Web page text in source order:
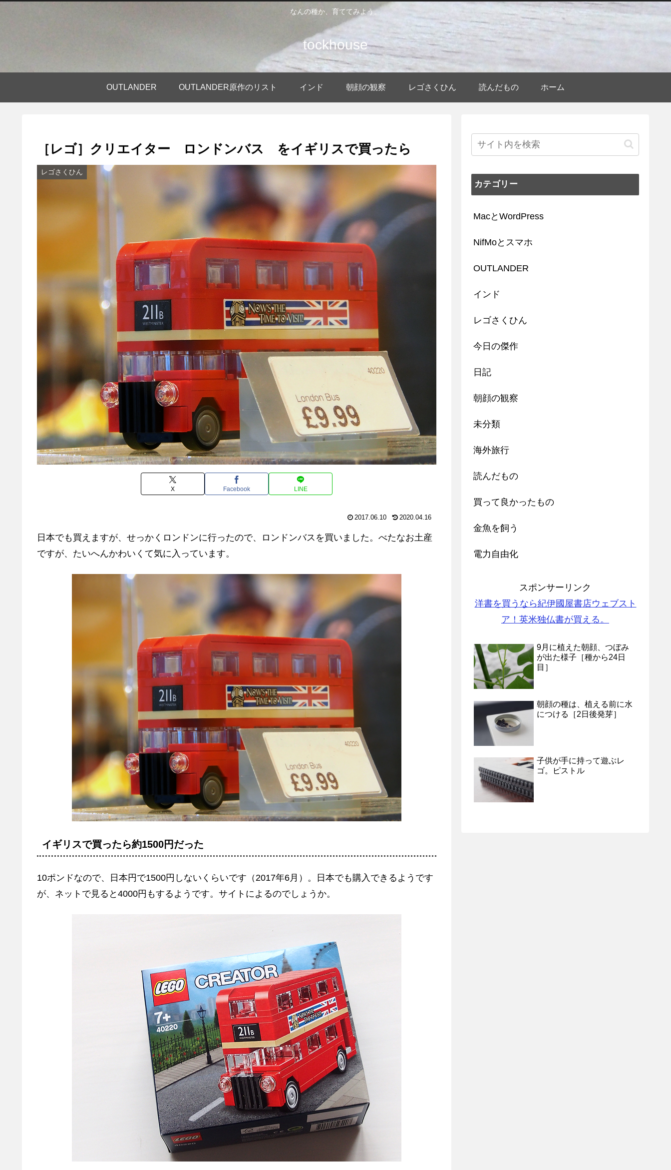
なんの種か、育ててみよう。
tockhouse
OUTLANDER OUTLANDER原作のリスト インド 朝顔の観察 レゴさくひん 読んだもの ホーム
［レゴ］クリエイター ロンドンバス をイギリスで買ったら
レゴさくひん
X Facebook LINE
2017.06.10 2020.04.16
日本でも買えますが、せっかくロンドンに行ったので、ロンドンバスを買いました。べたなお土産
ですが、たいへんかわいくて気に入っています。
イギリスで買ったら約1500円だった
10ポンドなので、日本円で1500円しないくらいです（2017年6月）。日本でも購入できるようです
が、ネットで見ると4000円もするようです。サイトによるのでしょうか。
カテゴリー
MacとWordPress
NifMoとスマホ
OUTLANDER
インド
レゴさくひん
今日の傑作
日記
朝顔の観察
未分類
海外旅行
読んだもの
買って良かったもの
金魚を飼う
電力自由化
スポンサーリンク
洋書を買うなら紀伊國屋書店ウェブスト
ア！英米独仏書が買える。
9月に植えた朝顔、つぼみ
が出た様子［種から24日
目］
朝顔の種は、植える前に水
につける［2日後発芽］
子供が手に持って遊ぶレ
ゴ。ピストル